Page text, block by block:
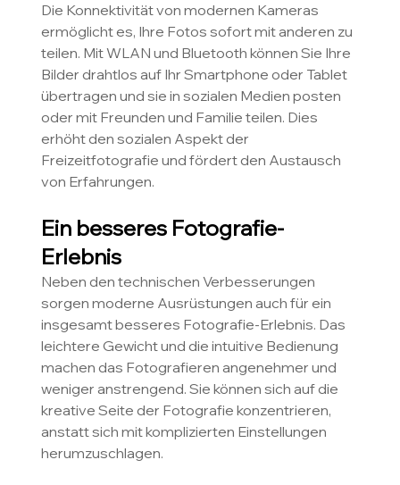
Die Konnektivität von modernen Kameras
ermöglicht es, Ihre Fotos sofort mit anderen zu
teilen. Mit WLAN und Bluetooth können Sie Ihre
Bilder drahtlos auf Ihr Smartphone oder Tablet
übertragen und sie in sozialen Medien posten
oder mit Freunden und Familie teilen. Dies
erhöht den sozialen Aspekt der
Freizeitfotografie und fördert den Austausch
von Erfahrungen.
Ein besseres Fotografie-
Erlebnis
Neben den technischen Verbesserungen
sorgen moderne Ausrüstungen auch für ein
insgesamt besseres Fotografie-Erlebnis. Das
leichtere Gewicht und die intuitive Bedienung
machen das Fotografieren angenehmer und
weniger anstrengend. Sie können sich auf die
kreative Seite der Fotografie konzentrieren,
anstatt sich mit komplizierten Einstellungen
herumzuschlagen.